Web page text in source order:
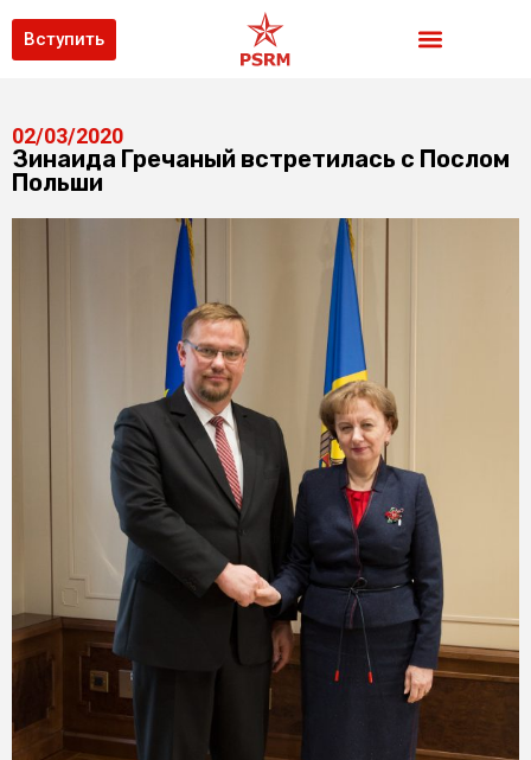
Вступить
02/03/2020
Зинаида Гречаный встретилась с Послом
Польши